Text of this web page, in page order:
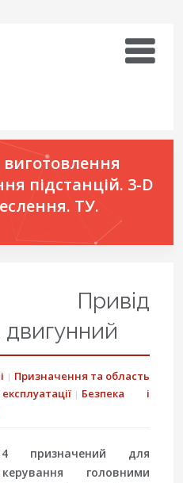
підстанцій. 3-D
ТУ.
Призначення та область
Безпека і
призначений для
головними